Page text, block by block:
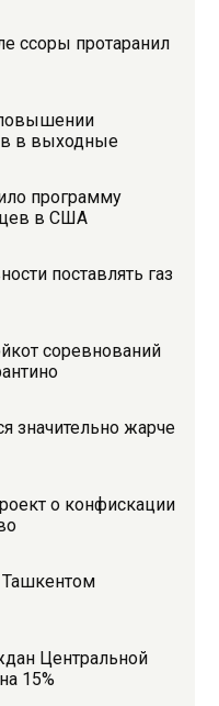
ссоры протаранил
в выходные
программу
в США
поставлять газ
соревнований
значительно жарче
о конфискации
Центральной
15%